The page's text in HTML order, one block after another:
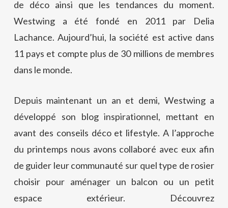
de déco ainsi que les tendances du moment.
Westwing a été fondé en 2011 par Delia
Lachance. Aujourd’hui, la société est active dans
11 pays et compte plus de 30 millions de membres
dans le monde.
Depuis maintenant un an et demi, Westwing a
développé son blog inspirationnel, mettant en
avant des conseils déco et lifestyle. A l’approche
du printemps nous avons collaboré avec eux afin
de guider leur communauté sur quel type de rosier
choisir pour aménager un balcon ou un petit
espace extérieur. Découvrez